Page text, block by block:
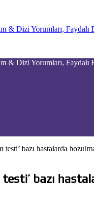
testi’ bazı hastalarda
bazı